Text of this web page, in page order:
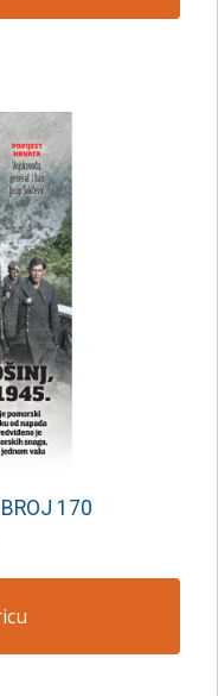
170